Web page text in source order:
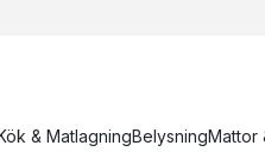
& MatlagningBelysningMattor